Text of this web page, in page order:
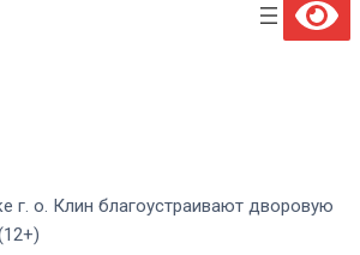
г. о. Клин благоустраивают дворовую